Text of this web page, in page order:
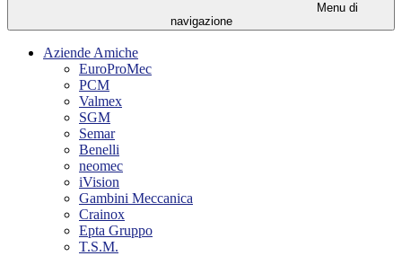
Menu di
navigazione
Aziende Amiche
EuroProMec
PCM
Valmex
SGM
Semar
Benelli
neomec
iVision
Gambini Meccanica
Crainox
Epta Gruppo
T.S.M.